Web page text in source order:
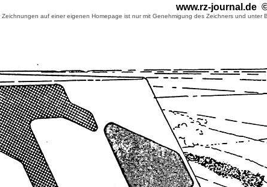
www.rz-journal.de
Zeichnungen auf einer eigenen Homepage ist nur mit Genehmigung des Zeichners und